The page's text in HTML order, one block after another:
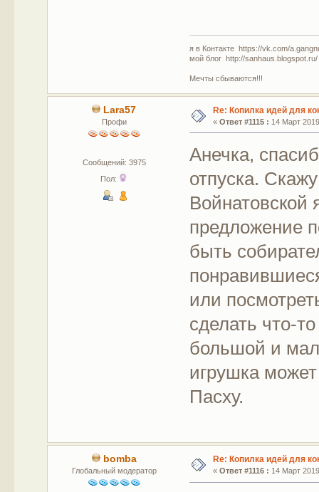
я в Контакте https://vk.com/
мой блог http://sanhaus.blogspot.ru/
Мечты сбываются!!!
Lara57
Профи
Сообщений: 3975
Пол:
Re: Копилка идей для
« Ответ #1115 : 14 Март
Анечка,
отпуска.
Войнатовской
предложение
быть
или
сделать что-
большой и
игрушка
Пасху.
bomba
Глобальный модератор
Re: Копилка идей для
« Ответ #1116 : 14 Март